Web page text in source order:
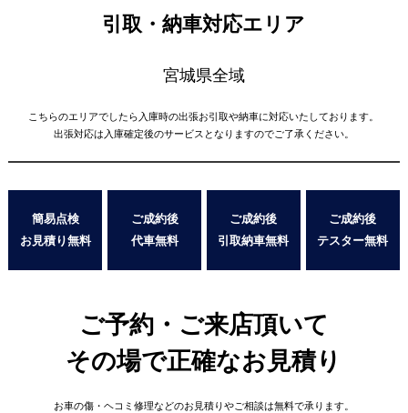
引取・納車対応エリア
宮城県全域
こちらのエリアでしたら入庫時の出張お引取や納車に対応いたしております。
出張対応は入庫確定後のサービスとなりますのでご了承ください。
簡易点検
お見積り無料
ご成約後
代車無料
ご成約後
引取納車無料
ご成約後
テスター無料
ご予約・ご来店頂いて
その場で正確なお見積り
お車の傷・ヘコミ修理などのお見積りやご相談は無料で承ります。